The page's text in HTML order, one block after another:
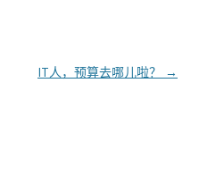
IT人，预算去哪儿啦？ →